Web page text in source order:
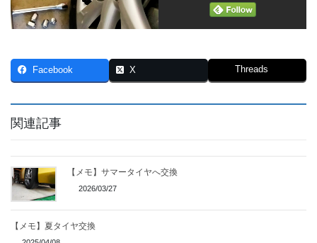
Facebook X Threads
関連記事
【メモ】サマータイヤへ交換
2026/03/27
【メモ】夏タイヤ交換